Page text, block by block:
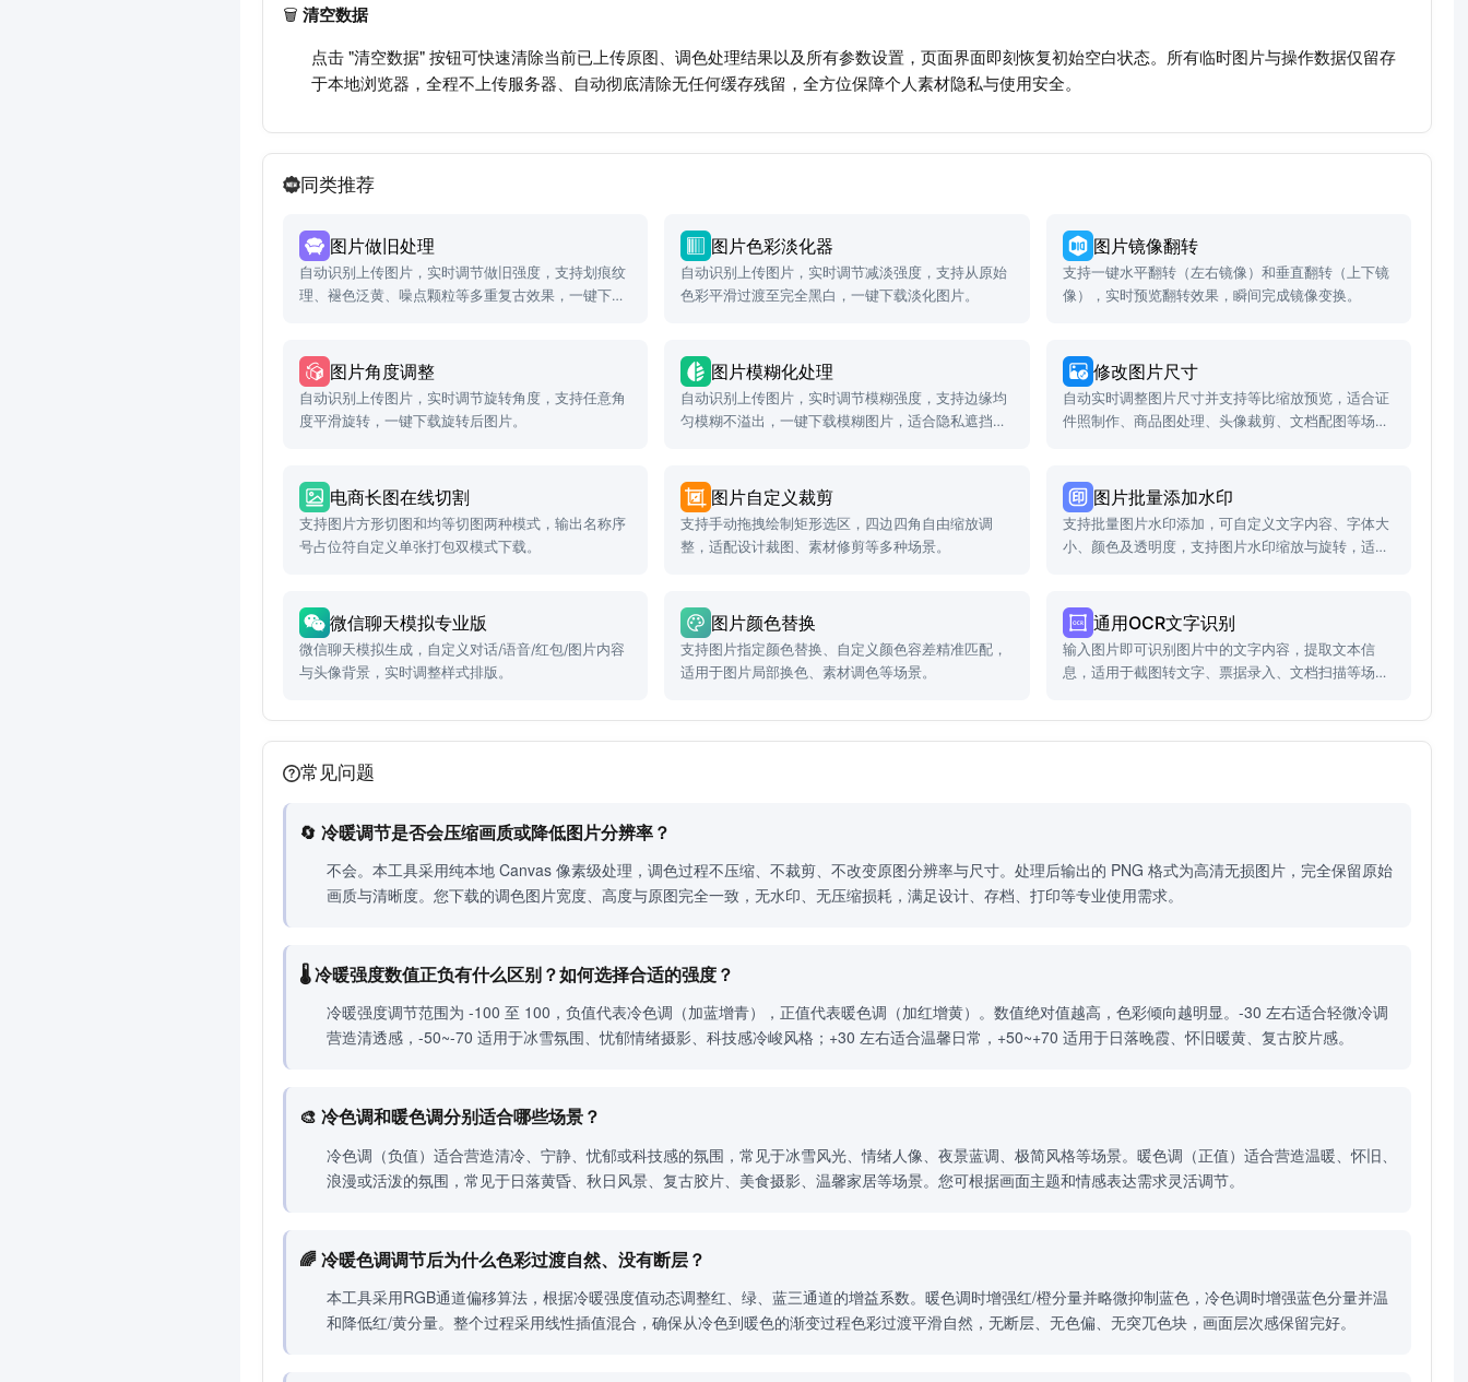
🗑️ 清空数据
点击 "清空数据" 按钮可快速清除当前已上传原图、调色处理结果以及所有参数设置，页面界面即刻恢复初始空白状态。所有临时图片与操作数据仅留存
于本地浏览器，全程不上传服务器、自动彻底清除无任何缓存残留，全方位保障个人素材隐私与使用安全。
同类推荐
图片做旧处理
自动识别上传图片，实时调节做旧强度，支持划痕纹
理、褪色泛黄、噪点颗粒等多重复古效果，一键下载
图片色彩淡化器
自动识别上传图片，实时调节减淡强度，支持从原始
色彩平滑过渡至完全黑白，一键下载淡化图片。
图片镜像翻转
支持一键水平翻转（左右镜像）和垂直翻转（上下镜
像），实时预览翻转效果，瞬间完成镜像变换。
图片角度调整
自动识别上传图片，实时调节旋转角度，支持任意角
度平滑旋转，一键下载旋转后图片。
图片模糊化处理
自动识别上传图片，实时调节模糊强度，支持边缘均
匀模糊不溢出，一键下载模糊图片，适合隐私遮挡、
修改图片尺寸
自动实时调整图片尺寸并支持等比缩放预览，适合证
件照制作、商品图处理、头像裁剪、文档配图等场
电商长图在线切割
支持图片方形切图和均等切图两种模式，输出名称序
号占位符自定义单张打包双模式下载。
图片自定义裁剪
支持手动拖拽绘制矩形选区，四边四角自由缩放调
整，适配设计裁图、素材修剪等多种场景。
图片批量添加水印
支持批量图片水印添加，可自定义文字内容、字体大
小、颜色及透明度，支持图片水印缩放与旋转，适配
微信聊天模拟专业版
微信聊天模拟生成，自定义对话/语音/红包/图片内容
与头像背景，实时调整样式排版。
图片颜色替换
支持图片指定颜色替换、自定义颜色容差精准匹配，
适用于图片局部换色、素材调色等场景。
通用OCR文字识别
输入图片即可识别图片中的文字内容，提取文本信
息，适用于截图转文字、票据录入、文档扫描等场
常见问题
🔄 冷暖调节是否会压缩画质或降低图片分辨率？
不会。本工具采用纯本地 Canvas 像素级处理，调色过程不压缩、不裁剪、不改变原图分辨率与尺寸。处理后输出的 PNG 格式为高清无损图片，完全保留原始
画质与清晰度。您下载的调色图片宽度、高度与原图完全一致，无水印、无压缩损耗，满足设计、存档、打印等专业使用需求。
🌡️ 冷暖强度数值正负有什么区别？如何选择合适的强度？
冷暖强度调节范围为 -100 至 100，负值代表冷色调（加蓝增青），正值代表暖色调（加红增黄）。数值绝对值越高，色彩倾向越明显。-30 左右适合轻微冷调
营造清透感，-50~-70 适用于冰雪氛围、忧郁情绪摄影、科技感冷峻风格；+30 左右适合温馨日常，+50~+70 适用于日落晚霞、怀旧暖黄、复古胶片感。
🎨 冷色调和暖色调分别适合哪些场景？
冷色调（负值）适合营造清冷、宁静、忧郁或科技感的氛围，常见于冰雪风光、情绪人像、夜景蓝调、极简风格等场景。暖色调（正值）适合营造温暖、怀旧、
浪漫或活泼的氛围，常见于日落黄昏、秋日风景、复古胶片、美食摄影、温馨家居等场景。您可根据画面主题和情感表达需求灵活调节。
🌈 冷暖色调调节后为什么色彩过渡自然、没有断层？
本工具采用RGB通道偏移算法，根据冷暖强度值动态调整红、绿、蓝三通道的增益系数。暖色调时增强红/橙分量并略微抑制蓝色，冷色调时增强蓝色分量并温
和降低红/黄分量。整个过程采用线性插值混合，确保从冷色到暖色的渐变过程色彩过渡平滑自然，无断层、无色偏、无突兀色块，画面层次感保留完好。